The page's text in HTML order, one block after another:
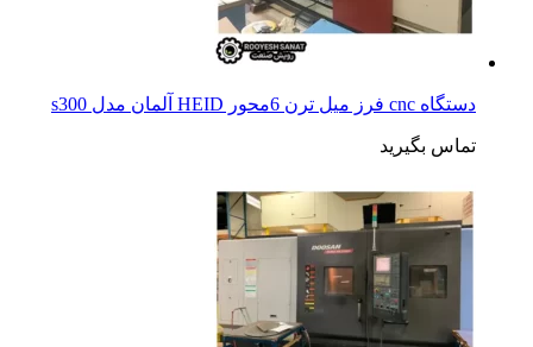
دستگاه cnc فرز میل ترن 6محور HEID آلمان مدل s300
تماس بگیرید